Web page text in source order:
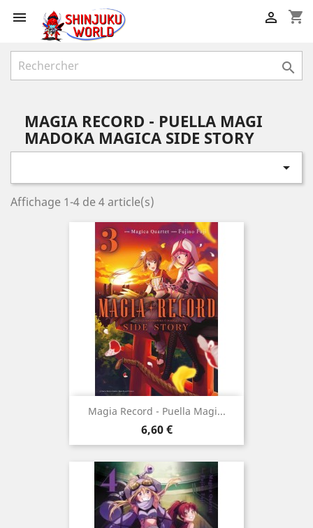
 shopping_cart


MAGIA RECORD - PUELLA MAGI
MADOKA MAGICA SIDE STORY

Affichage 1-4 de 4 article(s)
Magia Record - Puella Magi...
Prix
6,60 €